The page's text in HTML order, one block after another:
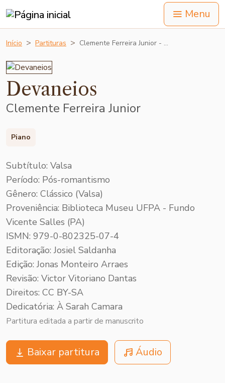
Menu
Início Partituras Clemente Ferreira Junior - …
Devaneios
Clemente Ferreira Junior
Piano
Subtítulo: Valsa
Período: Pós-romantismo
Gênero: Clássico (Valsa)
Proveniência: Biblioteca Museu UFPA - Fundo
Vicente Salles (PA)
ISMN: 979-0-802325-07-4
Editoração: Josiel Saldanha
Edição: Jonas Monteiro Arraes
Revisão: Victor Vitoriano Dantas
Direitos: CC BY-SA
Dedicatória: À Sarah Camara
Partitura editada a partir de manuscrito
Baixar partitura Áudio